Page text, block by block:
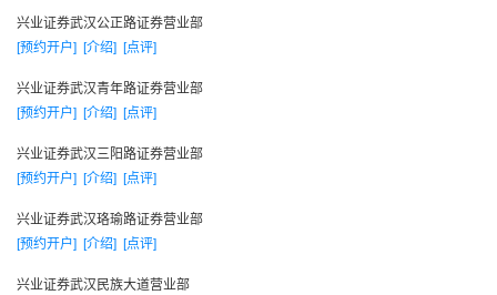
2002年，证券市场延续持续低迷。公司经纪业务发展遭遇
好势头，全年主承销金额27.7亿元，主承销家数6家，排名从分
列。
2002年，证券行业出现整体性亏损，造成公司经营亏损的
主要原因是对资产管理业务亏损进行了如实的披露与释放。
二零零三年
1月，兴业基金管理公司获准筹建。
兴业证券武汉公正路证券营业部
[预约开户] [介绍] [点评]
兴业证券武汉青年路证券营业部
[预约开户] [介绍] [点评]
兴业证券武汉三阳路证券营业部
[预约开户] [介绍] [点评]
兴业证券武汉珞瑜路证券营业部
[预约开户] [介绍] [点评]
兴业证券武汉民族大道营业部